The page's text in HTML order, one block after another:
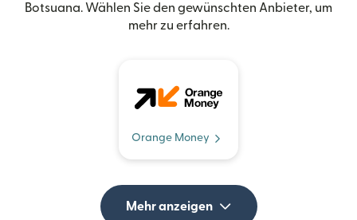
Botsuana. Wählen Sie den gewünschten Anbieter, um
mehr zu erfahren.
Orange Money
Mehr anzeigen